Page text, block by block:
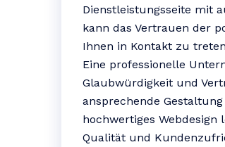
Dienstleistungsseite mit
kann das Vertrauen der
Ihnen in Kontakt zu
Eine professionelle
Glaubwürdigkeit und
ansprechende
hochwertiges Webdesign
Qualität und